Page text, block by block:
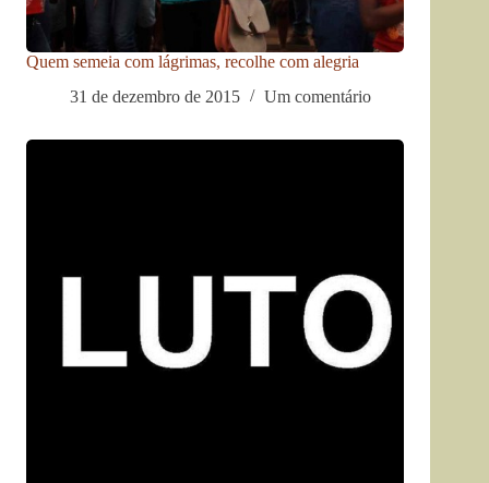
Quem semeia com lágrimas, recolhe com alegria
31 de dezembro de 2015
Um comentário